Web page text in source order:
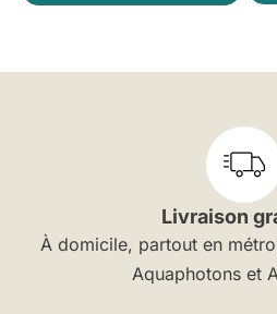
Livraison
À domicile, partout en
Aquaphotons et